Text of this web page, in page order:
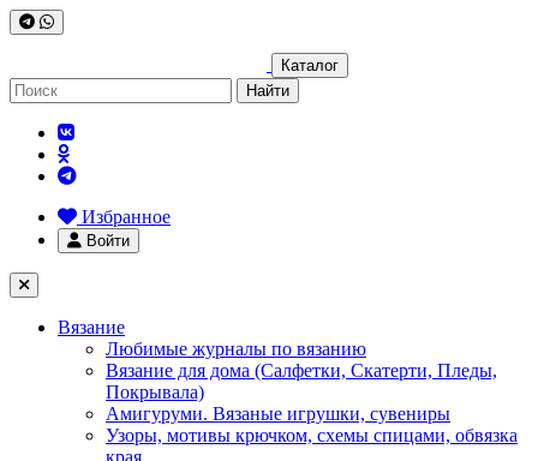
Каталог
Найти
Избранное
Войти
Вязание
Любимые журналы по вязанию
Вязание для дома (Салфетки, Скатерти, Пледы,
Покрывала)
Амигуруми. Вязаные игрушки, сувениры
Узоры, мотивы крючком, схемы спицами, обвязка
края